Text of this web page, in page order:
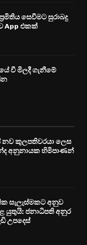
සෙවීමට සුරාබදු
App එකක්
වී මිලදී ගැනීමේ
නව කුලපතිවරයා ලෙස
අනුනායක හිමිපාණන්
සැලැස්මකට අනුව
ජනාධිපති අනුර
උපදෙස්